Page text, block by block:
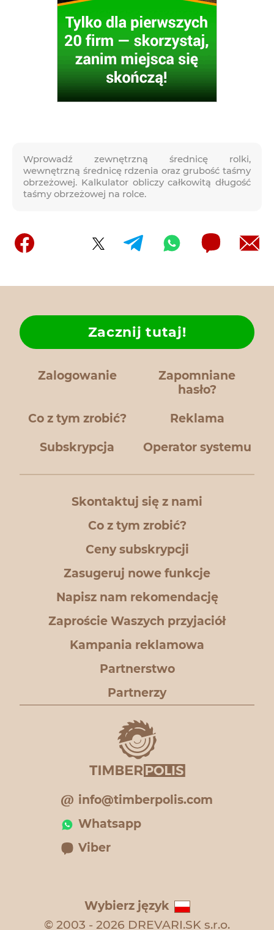
Wprowadź zewnętrzną średnicę rolki,
wewnętrzną średnicę rdzenia oraz grubość taśmy
obrzeżowej. Kalkulator obliczy całkowitą długość
taśmy obrzeżowej na rolce.
Zalogowanie
Zapomniane
hasło?
Co z tym zrobić?
Zacznij tutaj!
Reklama
Subskrypcja Operator systemu
Skontaktuj się z nami
Co z tym zrobić?
Ceny subskrypcji
Zasugeruj nowe funkcje
Napisz nam rekomendację
Zaproście Waszych przyjaciół
Kampania reklamowa
Partnerstwo
Partnerzy
info@timberpolis.com
Whatsapp
Viber
Wybierz język
© 2003 - 2026 DREVARI.SK s.r.o.